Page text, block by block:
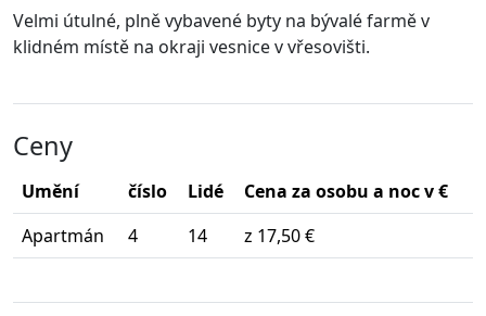
Velmi útulné, plně vybavené byty na bývalé farmě v
klidném místě na okraji vesnice v vřesovišti.
Ceny
Umění číslo Lidé
Cena za osobu a noc v €
Apartmán
4 14 z 17,50 €